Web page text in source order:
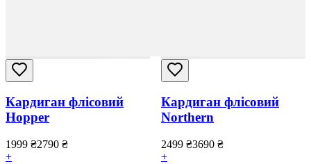
Кардиган флісовий
Hopper
1999 ₴2790 ₴
+
Кардиган флісовий
Northern
2499 ₴3690 ₴
+